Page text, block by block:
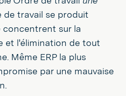
de travail se produit
concentrent sur la
et l'élimination de tout
Même ERP la plus
par une mauvaise